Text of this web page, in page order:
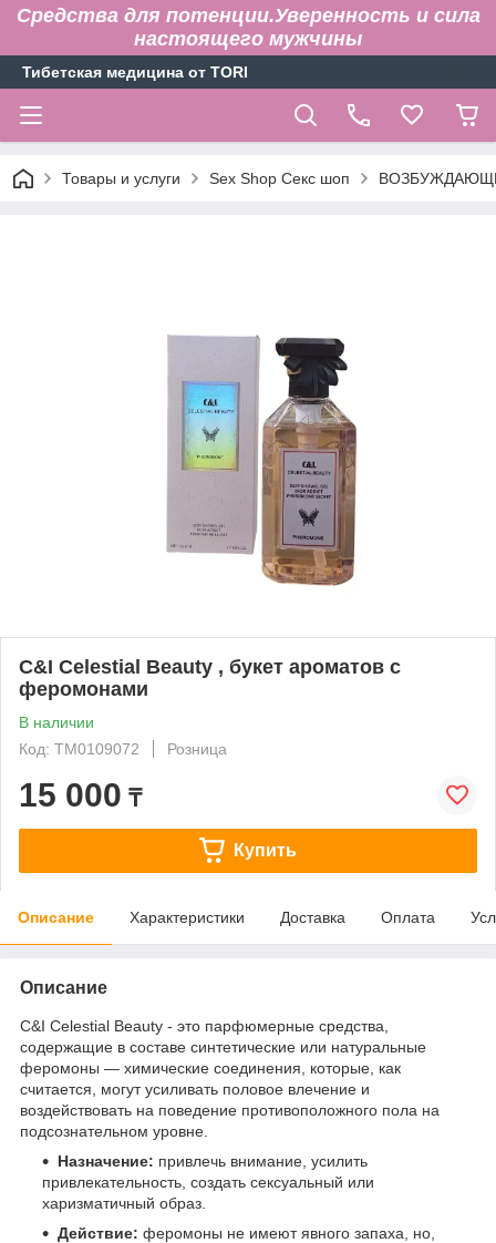
Средства для потенции.Уверенность и сила
настоящего мужчины
Тибетская медицина от TORI
Товары и услуги Sex Shop Секс шоп
C&I Celestial Beauty , букет ароматов с
феромонами
В наличии
Код: ТМ0109072
Розница
15 000 ₸
Купить
Описание Характеристики Доставка Оплата
Описание
C&I Celestial Beauty - это парфюмерные средства,
содержащие в составе синтетические или натуральные
феромоны — химические соединения, которые, как
считается, могут усиливать половое влечение и
воздействовать на поведение противоположного пола на
подсознательном уровне.
Назначение: привлечь внимание, усилить
привлекательность, создать сексуальный или
харизматичный образ.
Действие: феромоны не имеют явного запаха, но,